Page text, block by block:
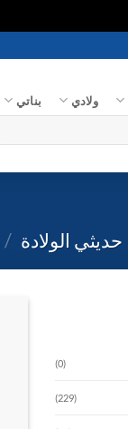
ولادي بناتي
حديثي الولادة /
(0)
(229)